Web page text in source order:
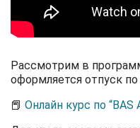
Рассмотрим в
оформляется отпуск
📕 Онлайн курс по “BAS